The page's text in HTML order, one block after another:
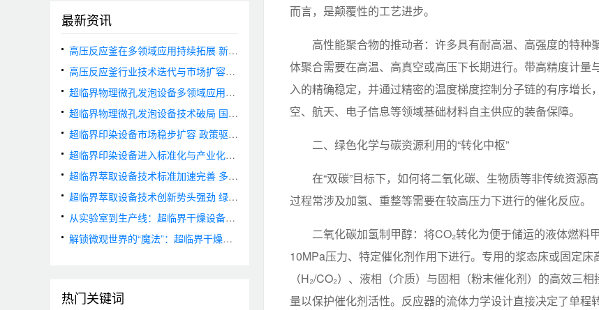
最新资讯
高压反应釜在多领域应用持续拓展 新能源与可降解材料赛道需求旺盛
高压反应釜行业技术迭代与市场扩容并行 国产化进程全面提速
超临界物理微孔发泡设备多领域应用持续拓展 市场需求加速释放
超临界物理微孔发泡设备技术破局 国产装备实现国际领先
超临界印染设备市场稳步扩容 政策驱动与技术创新双轮并进
超临界印染设备进入标准化与产业化快车道 绿色制造技术加速落地
超临界萃取设备技术标准加速完善 多元应用驱动市场增长
超临界萃取设备技术创新势头强劲 绿色应用场景持续拓宽
从实验室到生产线：超临界干燥设备的应用拓展与未来趋势
解锁微观世界的“魔法”：超临界干燥技术原理与应用
热门关键词
而言，是颠覆性的工艺进步。
高性能聚合物的推动者：许多具有耐高温、高强度的特
体聚合需要在高温、高真空或高压下长期进行。带高精度计
入的精确稳定，并通过精密的温度梯度控制分子链的有序增
空、航天、电子信息等领域基础材料自主供应的装备保障。
二、绿色化学与碳资源利用的“转化中枢”
在“双碳”目标下，如何将二氧化碳、生物质等非传统资源
过程常涉及加氢、重整等需要在较高压力下进行的催化反应。
二氧化碳加氢制甲醇：将CO₂转化为便于储运的液体燃
10MPa压力、特定催化剂作用下进行。专用的浆态床或固定
（H₂/CO₂）、液相（介质）与固相（粉末催化剂）的高效三
量以保护催化剂活性。反应器的流体力学设计直接决定了单程